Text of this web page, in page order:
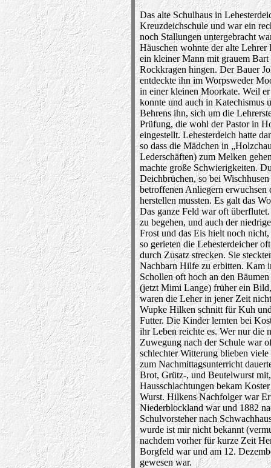
Das alte Schulhaus in
Kreuzdeichschule und war ein
noch Stallungen untergebracht
Häuschen wohnte der alte
ein kleiner Mann mit grauem
Rockkragen hingen. Der Bauer
entdeckte ihn im Worpsweder
in einer kleinen Moorkate. Weil
konnte und auch in Katechismus
Behrens ihn, sich um die
Prüfung, die wohl der Pastor in
eingestellt. Lehesterdeich hatte
so dass die Mädchen in
Lederschäften) zum Melken
machte große Schwierigkeiten.
Deichbrüchen, so bei
betroffenen Anliegern erwuchsen
herstellen mussten. Es galt das
Das ganze Feld war oft
zu begehen, und auch der
Frost und das Eis hielt noch
so gerieten die Lehesterdeicher
durch Zusatz strecken. Sie
Nachbarn Hilfe zu erbitten. Kam
Schollen oft hoch an den
(jetzt Mimi Lange) früher ein
waren die Leher in jener Zeit
Wupke Hilken schnitt für Kuh
Futter. Die Kinder lernten bei
ihr Leben reichte es. Wer nur die
Zuwegung nach der Schule war
schlechter Witterung blieben
zum Nachmittagsunterricht
Brot, Grütz-, und Beutelwurst
Hausschlachtungen bekam
Wurst. Hilkens Nachfolger war
Niederblockland war und 1882
Schulvorsteher nach
wurde ist mir nicht bekannt
nachdem vorher für kurze Zeit
Borgfeld war und am 12.
gewesen war.